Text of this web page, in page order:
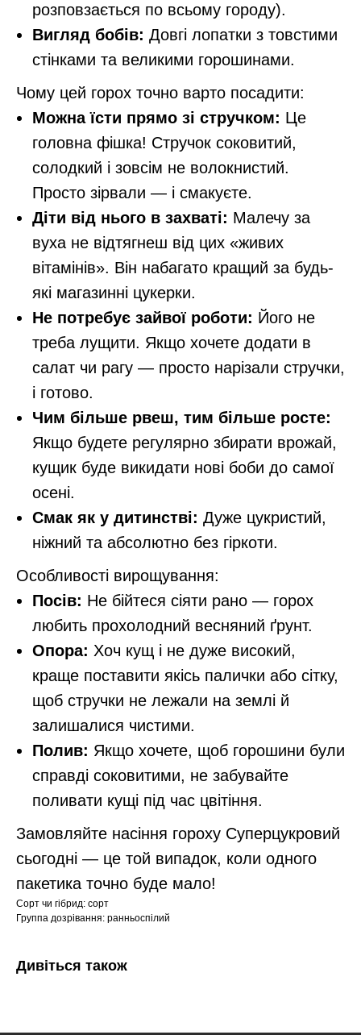
розповзається по всьому городу).
Вигляд бобів: Довгі лопатки з товстими
стінками та великими горошинами.
Чому цей горох точно варто посадити:
Можна їсти прямо зі стручком: Це
головна фішка! Стручок соковитий,
солодкий і зовсім не волокнистий.
Просто зірвали — і смакуєте.
Діти від нього в захваті: Малечу за
вуха не відтягнеш від цих «живих
вітамінів». Він набагато кращий за будь-
які магазинні цукерки.
Не потребує зайвої роботи: Його не
треба лущити. Якщо хочете додати в
салат чи рагу — просто нарізали стручки,
і готово.
Чим більше рвеш, тим більше росте:
Якщо будете регулярно збирати врожай,
кущик буде викидати нові боби до самої
осені.
Смак як у дитинстві: Дуже цукристий,
ніжний та абсолютно без гіркоти.
Особливості вирощування:
Посів: Не бійтеся сіяти рано — горох
любить прохолодний весняний ґрунт.
Опора: Хоч кущ і не дуже високий,
краще поставити якісь палички або сітку,
щоб стручки не лежали на землі й
залишалися чистими.
Полив: Якщо хочете, щоб горошини були
справді соковитими, не забувайте
поливати кущі під час цвітіння.
Замовляйте насіння гороху Суперцукровий
сьогодні — це той випадок, коли одного
пакетика точно буде мало!
Сорт чи гібрид: сорт
Группа дозрівання: ранньоспілий
Дивіться також